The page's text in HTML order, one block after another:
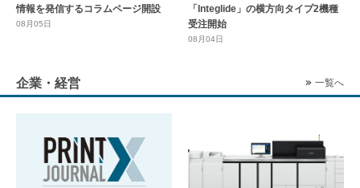
情報を発信するコラムページ開設
08月05日
「Integlide」の横方向タイプ2機種
受注開始
08月04日
企業・経営 一覧へ